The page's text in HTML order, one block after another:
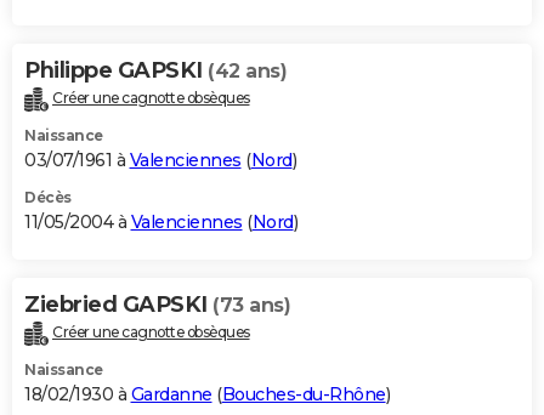
Philippe GAPSKI (42 ans)
Créer une cagnotte obsèques
Naissance
03/07/1961 à Valenciennes (Nord)
Décès
11/05/2004 à Valenciennes (Nord)
Ziebried GAPSKI (73 ans)
Créer une cagnotte obsèques
Naissance
18/02/1930 à Gardanne (Bouches-du-Rhône)